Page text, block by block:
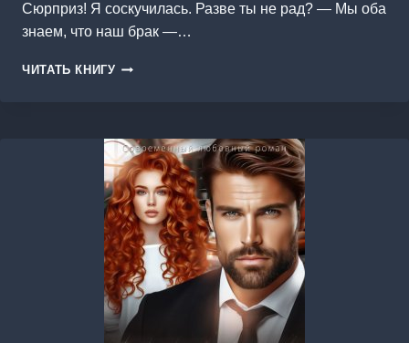
Сюрприз! Я соскучилась. Разве ты не рад? — Мы оба
знаем, что наш брак —…
ЧИТАТЬ КНИГУ ПРИВЕТ
ТЫ
НЕ
ПОТЕРЯЛ
КОЛЬЦО?